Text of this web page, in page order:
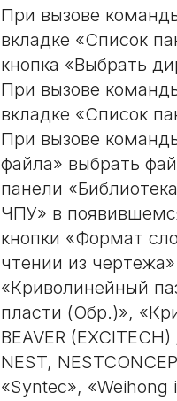
При вызове
вкладке «Список
кнопка «Выбрать
При вызове
вкладке «Список
При вызове
файла» выбрать
панели
ЧПУ» в
кнопки «Формат
чтении из
«Криволинейный
пласти (Обр.)»,
BEAVER
NEST,
«Syntec», «Weihong